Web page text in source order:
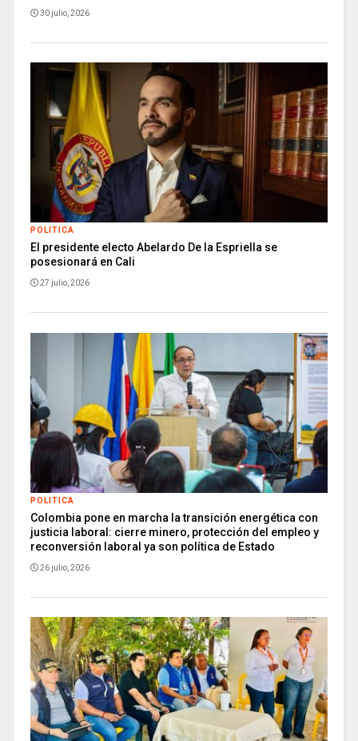
30 julio, 2026
POLITICA
El presidente electo Abelardo De la Espriella se
posesionará en Cali
27 julio, 2026
POLITICA
Colombia pone en marcha la transición energética con
justicia laboral: cierre minero, protección del empleo y
reconversión laboral ya son política de Estado
26 julio, 2026